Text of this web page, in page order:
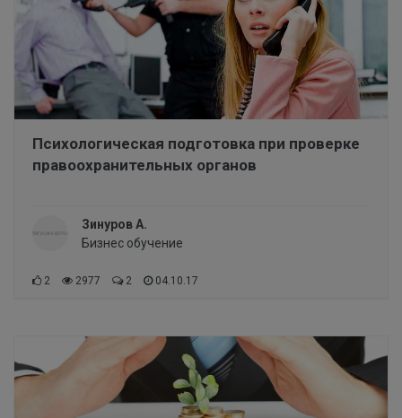
Психологическая подготовка при проверке
правоохранительных органов
Зинуров А.
Бизнес обучение
2 2977 2 04.10.17